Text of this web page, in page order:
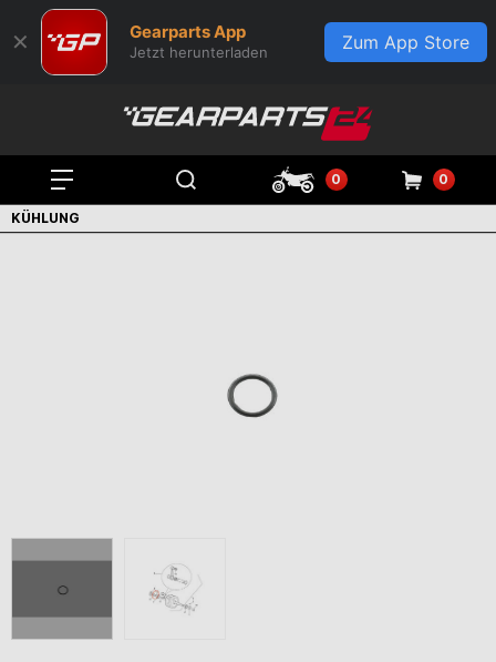
✕ Gearparts App
Jetzt herunterladen Zum App Store
0 0
KÜHLUNG